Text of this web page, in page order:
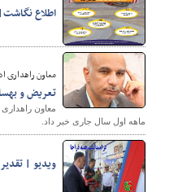
اطلاع
معاون راهداری
تعریض و بهسازی بیش از
ماهه اول سال جاری خبر داد.
ویدیو |